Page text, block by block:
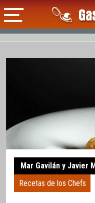
Mar Gavilán y Javier
Recetas de los Chefs